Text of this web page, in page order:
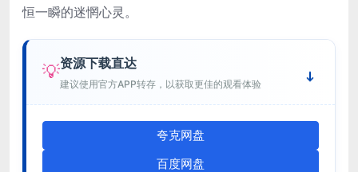
恒一瞬的迷惘心灵。
💡资源下载直达
建议使用官方APP转存，以获取更佳的观看体验
夸克网盘
百度网盘